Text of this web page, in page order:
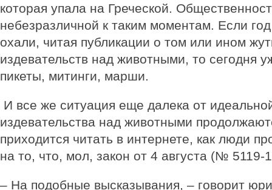
которая упала на Греческой.
небезразличной к таким моментам. Если
охали, читая публикации о том или ином
издевательств над животными, то сегодня
пикеты, митинги, марши.
И все же ситуация еще далека от
издевательства над животными
приходится читать в интернете, как люди
на то, что, мол, закон от 4 августа (№ 5119-
– На подобные высказывания, – говорит